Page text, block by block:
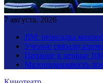
7 августа, 2026
JIM: пересадка
Ученые связали
Питание в первые
Малоподвижность